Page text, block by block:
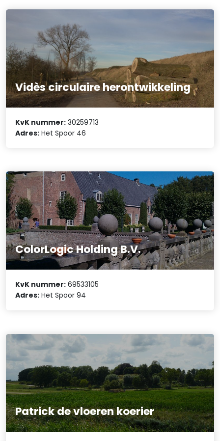
Vidès circulaire herontwikkeling
KvK nummer: 30259713
Adres: Het Spoor 46
ColorLogic Holding B.V.
KvK nummer: 69533105
Adres: Het Spoor 94
Patrick de vloeren koerier